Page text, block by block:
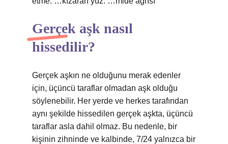
Gerçek aşk nasıl
hissedilir?
Gerçek aşkın ne olduğunu merak edenler
için, üçüncü taraflar olmadan aşk olduğu
söylenebilir. Her yerde ve herkes tarafından
aynı şekilde hissedilen gerçek aşkta, üçüncü
taraflar asla dahil olmaz. Bu nedenle, bir
kişinin zihninde ve kalbinde, 7/24 yalnızca bir